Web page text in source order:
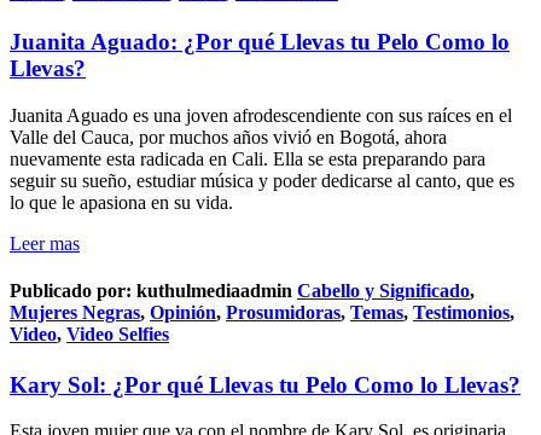
Juanita Aguado: ¿Por qué Llevas tu Pelo Como lo
Llevas?
Juanita Aguado es una joven afrodescendiente con sus raíces en el
Valle del Cauca, por muchos años vivió en Bogotá, ahora
nuevamente esta radicada en Cali. Ella se esta preparando para
seguir su sueño, estudiar música y poder dedicarse al canto, que es
lo que le apasiona en su vida.
Leer mas
Publicado por: kuthulmediaadmin Cabello y Significado,
Mujeres Negras, Opinión, Prosumidoras, Temas, Testimonios,
Video, Video Selfies
Kary Sol: ¿Por qué Llevas tu Pelo Como lo Llevas?